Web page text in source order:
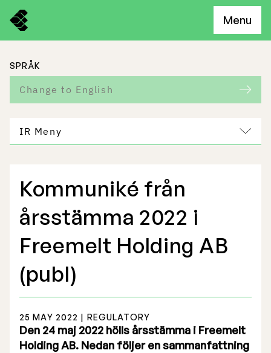
Menu
SPRÅK
Change to English
IR Meny
Freemelts verksamhet
Marknadspotential
Årsredovisning
Kommuniké från
årsstämma 2022 i
Freemelt Holding AB
(publ)
25 MAY 2022 | REGULATORY
Den 24 maj 2022 hölls årsstämma i Freemelt
Holding AB. Nedan följer en sammanfattning